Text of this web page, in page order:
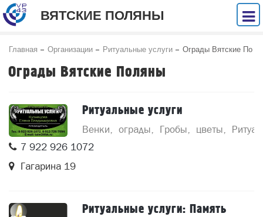
ВЯТСКИЕ ПОЛЯНЫ
Главная Организации Ритуальные услуги
Ограды Вятские По
Ограды Вятские Поляны
Ритуальные услуги
Венки ограды Гробы цветы
7 922 926 1072
Гагарина 19
Ритуальные услуги: Память